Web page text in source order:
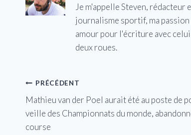
Je m'appelle Steven, rédacteur
journalisme sportif, ma
amour pour l'écriture avec
deux roues.
Navigation
de
l’article
PRÉCÉDENT
Mathieu van der Poel aurait été au poste de
veille des Championnats du monde,
course